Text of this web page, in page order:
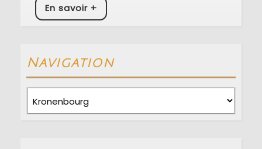
En savoir +
savoir
Navigation